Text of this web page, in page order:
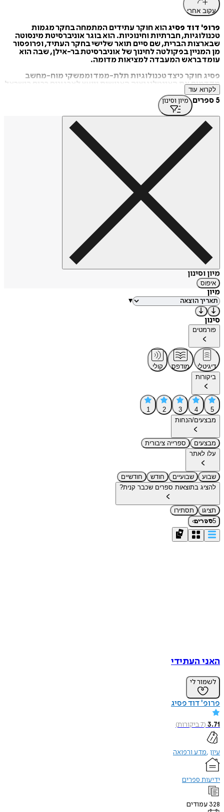
עקוב אחרי
פרופ' דוד פסיגהוא חוקר עתידים המתמחה בחקר מגמות
טכנולוגיות, חברתיות וחינוכיות. הוא בוגר אוניברסיטת מינסוטה
שבארצות הברית, שם סיים תואר שלישי בחקר העתיד, ופרופסור
מן המניין בפקולטה לחינוך של אוניברסיטת בר-אילן, שבה הוא
עומד בראש המעבדה למציאות מדומה.
פסיג חוקר כיצד טכנולוגיות תלת-ממד וממשקי מוח-מחשב
מקדמים את האינטליגנציה האנושית ויועץ לארגונים רבים בישראל
ובעולם בנושא עיתוד תהליכים של קבלת החלטות. כמו כן הוא חבר
במועצה הלאומית למחקר ופיתוח ובוועדות שיפוט לאומיות
ובינלאומיות הדנות במחקרים ובפרויקטים בעלי השלכות ארוכות
טווח ונמנה עם מייסדיה של חברת הזנק טכנולוגית המפתחת
פלטפורמות וטכנולוגיות לאינטרנט של החפצים.
בעבר היה יועצו של נציב הדורות הבאים בכנסת ישראל. ספריו על
העתיד היו לרבי־מכר והתפרסמו בשפות שונות:
פורקוגניטו: המוח העתידיו המפלה החמישית
הראשונים זכו בפרס ספר הזהב.
לקרוא עוד
5 ספרים מיון וסינון
מיון וסינון
איפוס
מיון
▾
סינון
פורמטים
דיגיטלי מודפס
קולי
ביקורות
5
4
3
2
1
מבצעים/הנחות
מבצעים
ספרייה ציבורית
עלו לאתר
שבוע שבועיים חודש
חודשיים
להציג בתוצאות ספרים שכבר קנית?
תציגו
תסתירו
5ספרים›
האני העתידי
לשמור לי
פרופ' דוד פסיג
3.71
(
7ביקורות)
עיון מדע ורפואה
ידיעות ספרים
328 עמודים